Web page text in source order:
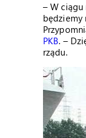
– W ciągu
będziemy
PKB. –
rządu.